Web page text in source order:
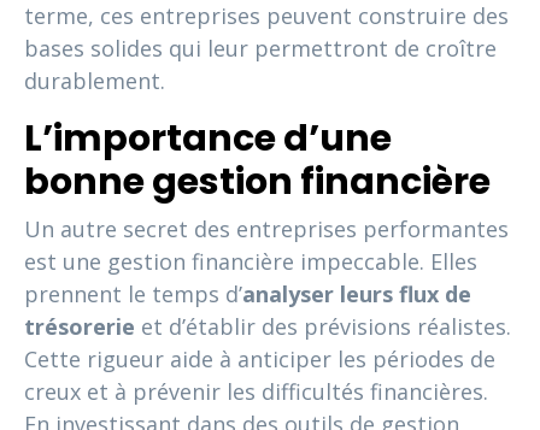
terme, ces entreprises peuvent construire des
bases solides qui leur permettront de croître
durablement.
L’importance d’une
bonne gestion financière
Un autre secret des entreprises performantes
est une gestion financière impeccable. Elles
prennent le temps d’analyser leurs flux de
trésorerie et d’établir des prévisions réalistes.
Cette rigueur aide à anticiper les périodes de
creux et à prévenir les difficultés financières.